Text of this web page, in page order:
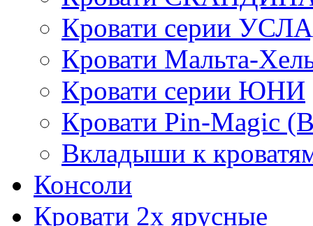
Кровати серии
Кровати Мальта-
Кровати серии ЮНИ
Кровати Pin-Magic
Вкладыши к
Консоли
Кровати 2х ярусные